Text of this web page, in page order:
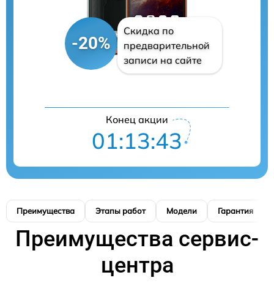
-20%
Скидка по
предварительной
записи на сайте
Конец акции
01:13:42
Преимущества Этапы работ Модели Гарантия
Преимущества сервис-
центра